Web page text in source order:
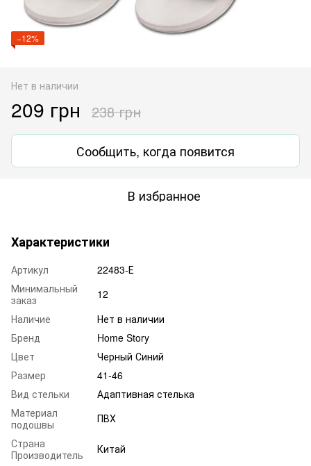
−12%
Нет в наличии
209 грн 238 грн
Сообщить, когда появится
В избранное
Характеристики
Артикул
22483-Е
Минимальный
заказ
12
Наличие
Нет в наличии
Бренд
Home Story
Цвет
Черный Синий
Размер
41-46
Вид стельки
Адаптивная стелька
Материал
подошвы
ПВХ
Страна
Производитель
Китай